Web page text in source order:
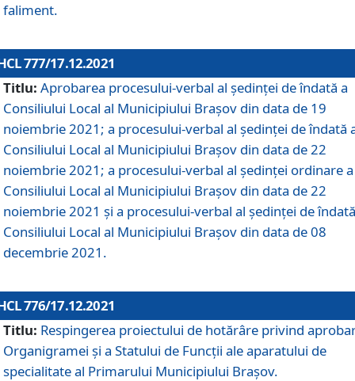
faliment.
777/17.12.2021
Titlu: Aprobarea procesului-verbal al şedinţei de îndată a
Consiliului Local al Municipiului Braşov din data de 19
noiembrie 2021; a procesului-verbal al şedinţei de îndată
Consiliului Local al Municipiului Braşov din data de 22
noiembrie 2021; a procesului-verbal al şedinţei ordinare a
Consiliului Local al Municipiului Braşov din data de 22
noiembrie 2021 și a procesului-verbal al şedinţei de
Consiliului Local al Municipiului Braşov din data de 08
decembrie 2021.
776/17.12.2021
Titlu: Respingerea proiectului de hotărâre privind
Organigramei şi a Statului de Funcţii ale aparatului de
specialitate al Primarului Municipiului Braşov.